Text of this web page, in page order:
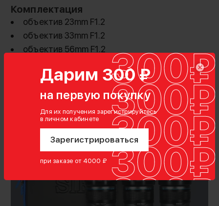
Дарим 300 ₽
на первую покупку
Для их получения зарегистрируйтесь
в личном кабинете
Зарегистрироваться
при заказе от 4000 ₽
Сверхбыстрая диафрагма F1.2
Все три объектива с разным фокусным
расстоянием имеют сверхбыструю
диафрагму F1.2 с малой глубиной резкости,
гарантируя мягкое приятное боке. 11
Комплектация
объектив 23mm F1.2
объектив 33mm F1.2
объектив 56mm F1.2
кейс